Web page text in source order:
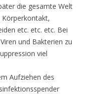
die gesamte Welt
Körperkontakt,
etc. etc. etc. Bei
und Bakterien zu
viel
Aufziehen des